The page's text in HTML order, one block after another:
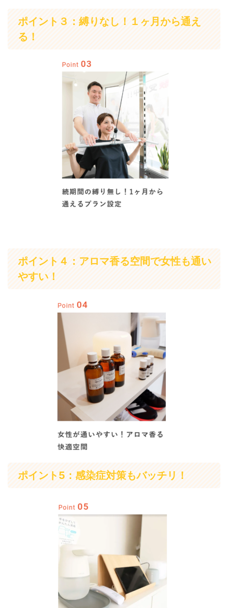
ポイント３：縛りなし！１ヶ月から通え
る！
ポイント４：アロマ香る空間で女性も通い
やすい！
ポイント5：感染症対策もバッチリ！